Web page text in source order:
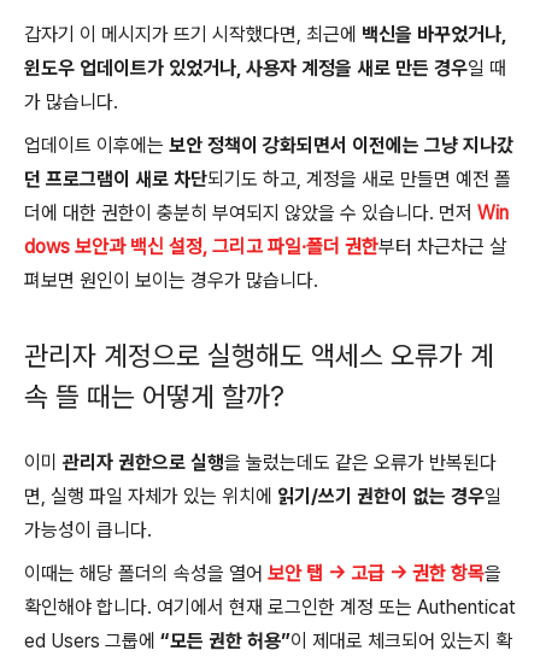
갑자기 이 메시지가 뜨기 시작했다면, 최근에 백신을 바꾸었거나,
윈도우 업데이트가 있었거나, 사용자 계정을 새로 만든 경우일 때
가 많습니다.
업데이트 이후에는 보안 정책이 강화되면서 이전에는 그냥 지나갔
던 프로그램이 새로 차단되기도 하고, 계정을 새로 만들면 예전 폴
더에 대한 권한이 충분히 부여되지 않았을 수 있습니다. 먼저 Win
dows 보안과 백신 설정, 그리고 파일·폴더 권한부터 차근차근 살
펴보면 원인이 보이는 경우가 많습니다.
관리자 계정으로 실행해도 액세스 오류가 계
속 뜰 때는 어떻게 할까?
이미 관리자 권한으로 실행을 눌렀는데도 같은 오류가 반복된다
면, 실행 파일 자체가 있는 위치에 읽기/쓰기 권한이 없는 경우일
가능성이 큽니다.
이때는 해당 폴더의 속성을 열어 보안 탭 → 고급 → 권한 항목을
확인해야 합니다. 여기에서 현재 로그인한 계정 또는 Authenticat
ed Users 그룹에 “모든 권한 허용”이 제대로 체크되어 있는지 확